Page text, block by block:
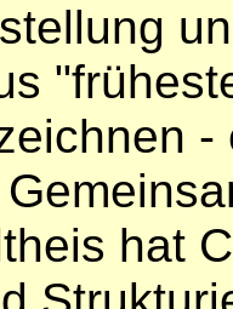
hat